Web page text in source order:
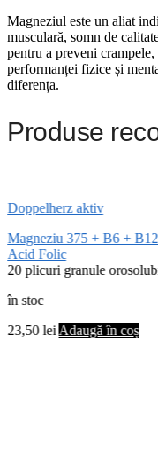
Magneziul este un aliat
musculară, somn de
pentru a preveni
performanței fizice și
diferența.
Produse
Doppelherz aktiv
Magneziu 375 + B6 +
Acid Folic
20 plicuri granule
în stoc
23,50lei Adaugă în coș